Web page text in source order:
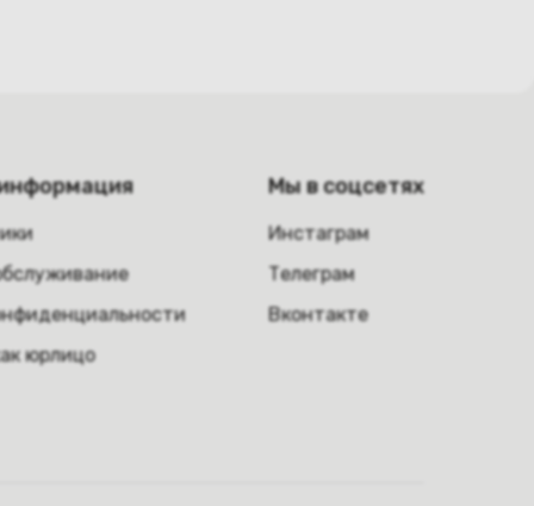
юрлицо
Мы в соцсетях
Инстаграм
Телеграм
Вконтакте